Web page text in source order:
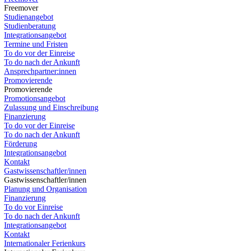
Freemover
Studienangebot
Studienberatung
Integrationsangebot
Termine und Fristen
To do vor der Einreise
To do nach der Ankunft
Ansprechpartner:innen
Promovierende
Promovierende
Promotionsangebot
Zulassung und Einschreibung
Finanzierung
To do vor der Einreise
To do nach der Ankunft
Förderung
Integrationsangebot
Kontakt
Gastwissenschaftler/innen
Gastwissenschaftler/innen
Planung und Organisation
Finanzierung
To do vor Einreise
To do nach der Ankunft
Integrationsangebot
Kontakt
Internationaler Ferienkurs